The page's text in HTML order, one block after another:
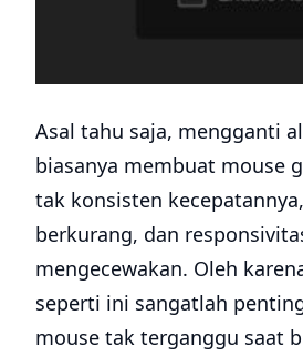
Asal tahu saja, mengganti
biasanya membuat mouse
tak konsisten
berkurang, dan
mengecewakan. Oleh
seperti ini sangatlah
mouse tak terganggu saat